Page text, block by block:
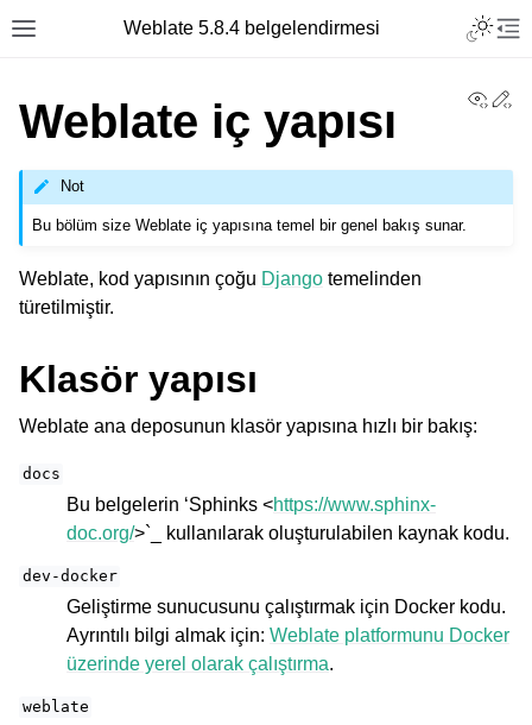
Toggle site navigation sidebar
Weblate 5.8.4 belgelendirmesi Toggle
Weblate iç yapısı
Not
Bu bölüm size Weblate iç yapısına temel bir genel bakış sunar.
Weblate, kod yapısının çoğu Django temelinden
türetilmiştir.
Klasör yapısı
Weblate ana deposunun klasör yapısına hızlı bir bakış:
docs
Bu belgelerin ‘Sphinks <https://www.sphinx-
doc.org/>`_ kullanılarak oluşturulabilen kaynak kodu.
dev-docker
Geliştirme sunucusunu çalıştırmak için Docker kodu.
Ayrıntılı bilgi almak için: Weblate platformunu Docker
üzerinde yerel olarak çalıştırma.
weblate